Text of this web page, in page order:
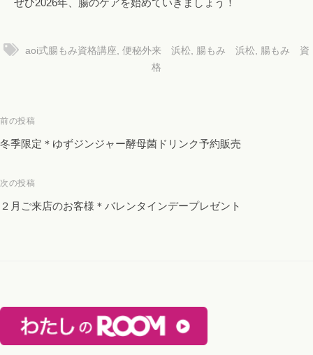
ぜひ2026年、腸のケアを始めていきましょう！
aoi式腸もみ資格講座 便秘外来 浜松 腸もみ 浜松
腸もみ 資
格
投
稿
ビ
ゲ
前の投稿
冬季限定＊ゆずジンジャー酵母菌ドリンク予約販売
次の投稿
２月ご来店のお客様＊バレンタインデープレゼント